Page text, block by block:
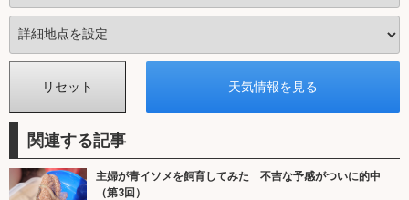
関連する記事
主婦が青イソメを飼育してみた 不吉な予感がついに的中
（第3回）